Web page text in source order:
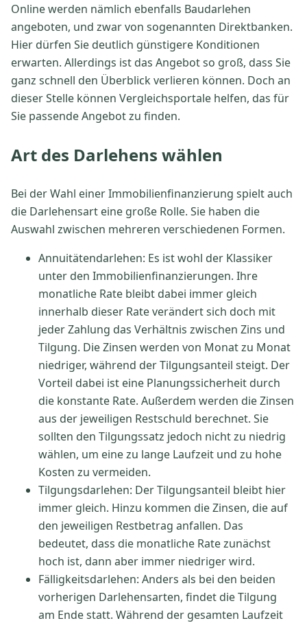
Online werden nämlich ebenfalls Baudarlehen
angeboten, und zwar von sogenannten Direktbanken.
Hier dürfen Sie deutlich günstigere Konditionen
erwarten. Allerdings ist das Angebot so groß, dass Sie
ganz schnell den Überblick verlieren können. Doch an
dieser Stelle können Vergleichsportale helfen, das für
Sie passende Angebot zu finden.
Art des Darlehens wählen
Bei der Wahl einer Immobilienfinanzierung spielt auch
die Darlehensart eine große Rolle. Sie haben die
Auswahl zwischen mehreren verschiedenen Formen.
Annuitätendarlehen: Es ist wohl der Klassiker
unter den Immobilienfinanzierungen. Ihre
monatliche Rate bleibt dabei immer gleich
innerhalb dieser Rate verändert sich doch mit
jeder Zahlung das Verhältnis zwischen Zins und
Tilgung. Die Zinsen werden von Monat zu Monat
niedriger, während der Tilgungsanteil steigt. Der
Vorteil dabei ist eine Planungssicherheit durch
die konstante Rate. Außerdem werden die Zinsen
aus der jeweiligen Restschuld berechnet. Sie
sollten den Tilgungssatz jedoch nicht zu niedrig
wählen, um eine zu lange Laufzeit und zu hohe
Kosten zu vermeiden.
Tilgungsdarlehen: Der Tilgungsanteil bleibt hier
immer gleich. Hinzu kommen die Zinsen, die auf
den jeweiligen Restbetrag anfallen. Das
bedeutet, dass die monatliche Rate zunächst
hoch ist, dann aber immer niedriger wird.
Fälligkeitsdarlehen: Anders als bei den beiden
vorherigen Darlehensarten, findet die Tilgung
am Ende statt. Während der gesamten Laufzeit